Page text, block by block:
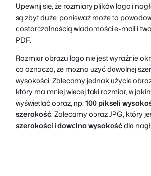
Upewnij się, że rozmiary plików logo i
są zbyt duże, ponieważ może to
dostarczalnością wiadomości e-mail i
PDF.
Rozmiar obrazu logo nie jest wyraźnie
co oznacza, że można użyć dowolnej
wysokości. Zalecamy jednak użycie
który ma mniej więcej taki rozmiar, w
wyświetlać obraz, np.100 pikseli
szerokość. Zalecamy obraz JPG, który
szerokości idowolna wysokośćdla